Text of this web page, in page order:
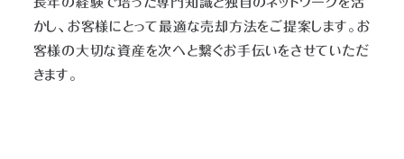
かし、お客様にとって最適な売却方法をご提案します。お
客様の大切な資産を次へと繋ぐお手伝いをさせていただ
きます。